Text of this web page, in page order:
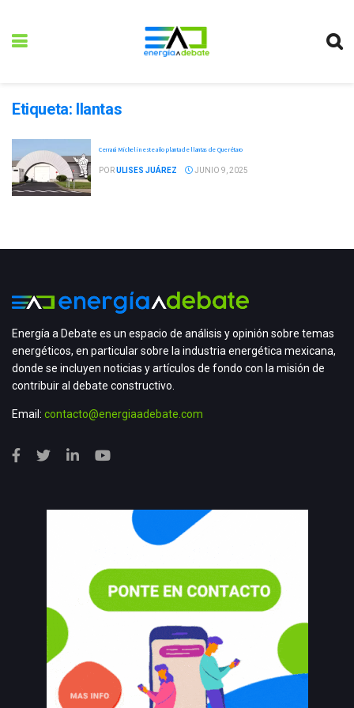
Etiqueta: llantas
Cerrará Michelin este año planta de llantas de Querétaro
PORULISES JUÁREZ JUNIO 9, 2025
Energía a Debate es un espacio de análisis y opinión sobre temas
energéticos, en particular sobre la industria energética mexicana,
donde se incluyen noticias y artículos de fondo con la misión de
contribuir al debate constructivo.
Email: contacto@energiaadebate.com